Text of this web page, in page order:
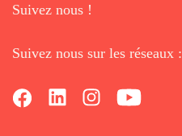
Suivez nous !
Suivez nous sur les réseaux :